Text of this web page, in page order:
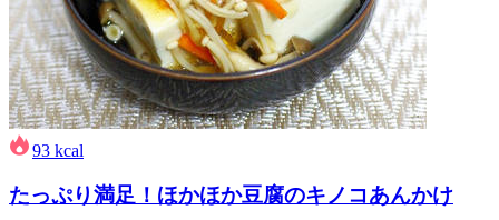
93 kcal
たっぷり満足！ほかほか豆腐のキノコあんかけ